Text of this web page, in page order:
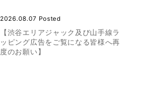
2026.08.07 Posted
【渋谷エリアジャック及び山手線ラ
ッピング広告をご覧になる皆様へ再
度のお願い】